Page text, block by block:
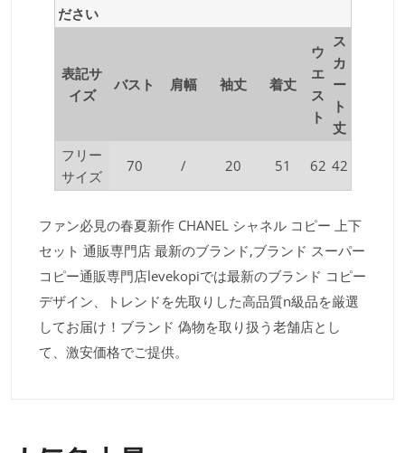
ださい
表記サ
イズ
バスト 肩幅 袖丈 着丈
ウ
エ
ス
ト
ス
カ
ー
ト
丈
フリー
サイズ
70 / 20 51 62 42
ファン必見の春夏新作 CHANEL シャネル コピー 上下
セット 通販専門店 最新のブランド,ブランド スーパー
コピー通販専門店levekopiでは最新のブランド コピー
デザイン、トレンドを先取りした高品質n級品を厳選
してお届け！ブランド 偽物を取り扱う老舗店とし
て、激安価格でご提供。